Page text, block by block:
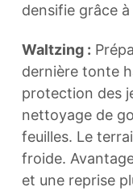
densifie grâce
Waltzing :
dernière tonte
protection des
nettoyage de
feuilles. Le
froide.
et une reprise